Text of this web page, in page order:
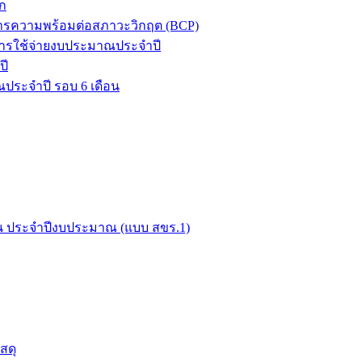
ความพร้อมต่อสภาวะวิกฤต (BCP)
ใช้จ่ายงบประมาณประจำปี
ระจำปี รอบ 6 เดือน
ประจำปีงบประมาณ (แบบ สขร.1)
ดุ